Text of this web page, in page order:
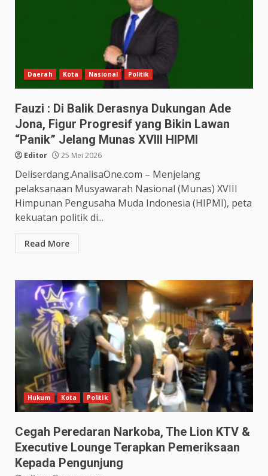
Daerah Kota Nasional Politik
Fauzi : Di Balik Derasnya Dukungan Ade
Jona, Figur Progresif yang Bikin Lawan
“Panik” Jelang Munas XVIII HIPMI
Editor 25 Mei 2026
Deliserdang.AnalisaOne.com – Menjelang
pelaksanaan Musyawarah Nasional (Munas) XVIII
Himpunan Pengusaha Muda Indonesia (HIPMI), peta
kekuatan politik di...
Read More
Hukum Kota Politik
Cegah Peredaran Narkoba, The Lion KTV &
Executive Lounge Terapkan Pemeriksaan
Kepada Pengunjung